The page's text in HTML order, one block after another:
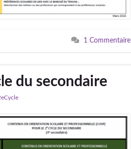
1 Commentaire
du secondaire